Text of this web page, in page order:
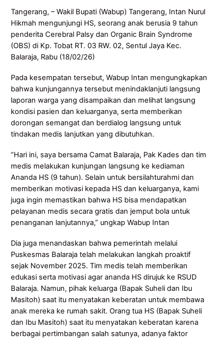
Tangerang, – Wakil Bupati (Wabup) Tangerang, Intan Nurul
Hikmah mengunjungi HS, seorang anak berusia 9 tahun
penderita Cerebral Palsy dan Organic Brain Syndrome
(OBS) di Kp. Tobat RT. 03 RW. 02, Sentul Jaya Kec.
Balaraja, Rabu (18/02/26)
Pada kesempatan tersebut, Wabup Intan mengungkapkan
bahwa kunjungannya tersebut menindaklanjuti langsung
laporan warga yang disampaikan dan melihat langsung
kondisi pasien dan keluarganya, serta memberikan
dorongan semangat dan berdialog langsung untuk
tindakan medis lanjutkan yang dibutuhkan.
“Hari ini, saya bersama Camat Balaraja, Pak Kades dan tim
medis melakukan kunjungan langsung ke kediaman
Ananda HS (9 tahun). Selain untuk bersilahturahmi dan
memberikan motivasi kepada HS dan keluarganya, kami
juga ingin memastikan bahwa HS bisa mendapatkan
pelayanan medis secara gratis dan jemput bola untuk
penanganan lanjutannya,” ungkap Wabup Intan
Dia juga menandaskan bahwa pemerintah melalui
Puskesmas Balaraja telah melakukan langkah proaktif
sejak November 2025. Tim medis telah memberikan
edukasi serta motivasi agar ananda HS dirujuk ke RSUD
Balaraja. Namun, pihak keluarga (Bapak Suheli dan Ibu
Masitoh) saat itu menyatakan keberatan untuk membawa
anak mereka ke rumah sakit. Orang tua HS (Bapak Suheli
dan Ibu Masitoh) saat itu menyatakan keberatan karena
berbagai pertimbangan salah satunya, adanya faktor